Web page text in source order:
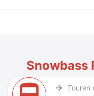
Snowbass
arrow_forward Touren